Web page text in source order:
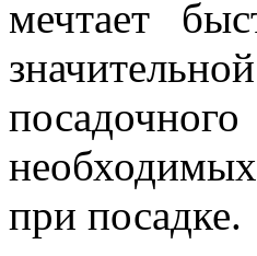
мечтает
при посадке.